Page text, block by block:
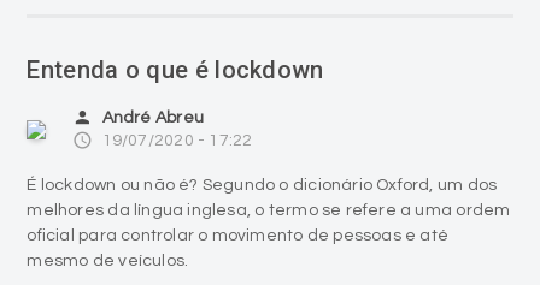
Entenda o que é lockdown
person André Abreu
access_time 19/07/2020 - 17:22
É lockdown ou não é? Segundo o dicionário Oxford, um dos
melhores da língua inglesa, o termo se refere a uma ordem
oficial para controlar o movimento de pessoas e até
mesmo de veículos.